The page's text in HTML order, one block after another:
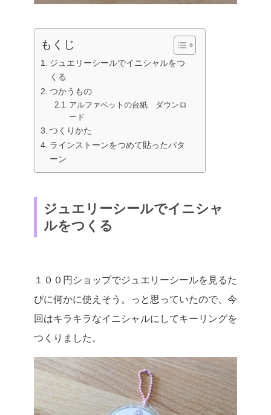
もくじ
ジュエリーシールでイニシャルをつ
くる
つかうもの
アルファベットの台紙 ダウンロ
ード
つくりかた
ラインストーンをつめて貼ったパタ
ーン
ジュエリーシールでイニシャ
ルをつくる
１００円ショップでジュエリーシールを見るた
びに何かに使えそう。っと思っていたので、今
回はキラキラなイニシャルにしてキーリングを
つくりました。